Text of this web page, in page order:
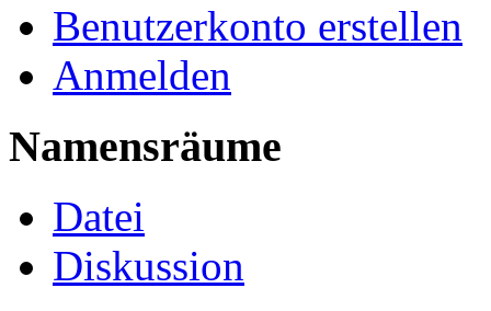
Benutzerkonto erstellen
Anmelden
Namensräume
Datei
Diskussion